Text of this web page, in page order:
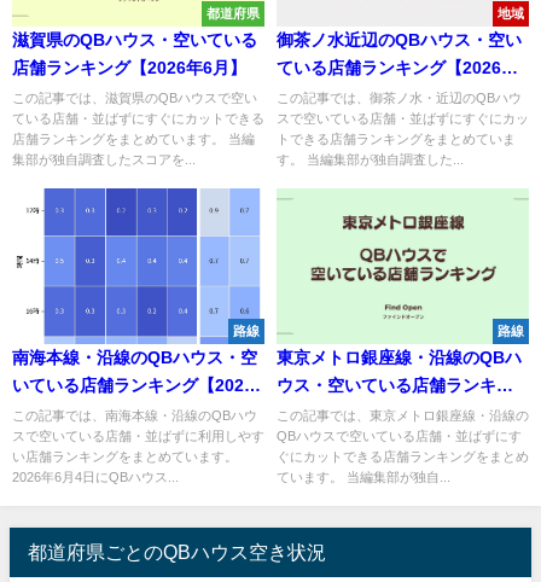
都道府県
滋賀県のQBハウス・空いている
店舗ランキング【2026年6月】
この記事では、滋賀県のQBハウスで空い
ている店舗・並ばずにすぐにカットできる
店舗ランキングをまとめています。 当編
集部が独自調査したスコアを...
地域
御茶ノ水近辺のQBハウス・空い
ている店舗ランキング【2026年6
月】
この記事では、御茶ノ水・近辺のQBハウ
スで空いている店舗・並ばずにすぐにカッ
トできる店舗ランキングをまとめていま
す。 当編集部が独自調査した...
路線
南海本線・沿線のQBハウス・空
いている店舗ランキング【2026
年6月】
この記事では、南海本線・沿線のQBハウ
スで空いている店舗・並ばずに利用しやす
い店舗ランキングをまとめています。
2026年6月4日にQBハウス...
路線
東京メトロ銀座線・沿線のQBハ
ウス・空いている店舗ランキン
グ【2026年6月】
この記事では、東京メトロ銀座線・沿線の
QBハウスで空いている店舗・並ばずにす
ぐにカットできる店舗ランキングをまとめ
ています。 当編集部が独自...
都道府県ごとのQBハウス空き状況